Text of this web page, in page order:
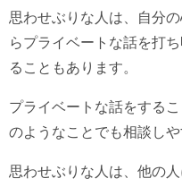
思わせぶりな人は、自分
らプライベートな話を打
ることもあります。
プライベートな話をする
のようなことでも相談しや
思わせぶりな人は、他の